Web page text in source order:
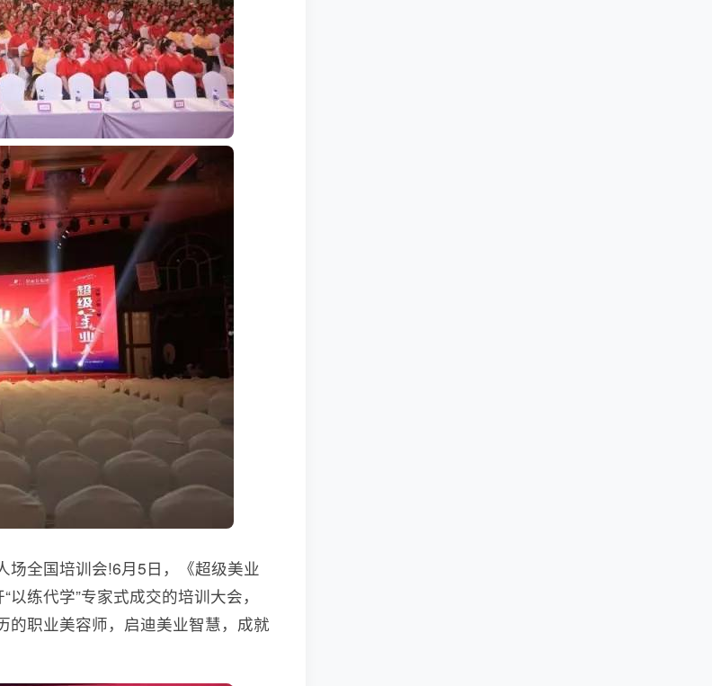
全国培训会!6月5日，《超级美业
练代学”专家式成交的培训大会，
的职业美容师，启迪美业智慧，成就